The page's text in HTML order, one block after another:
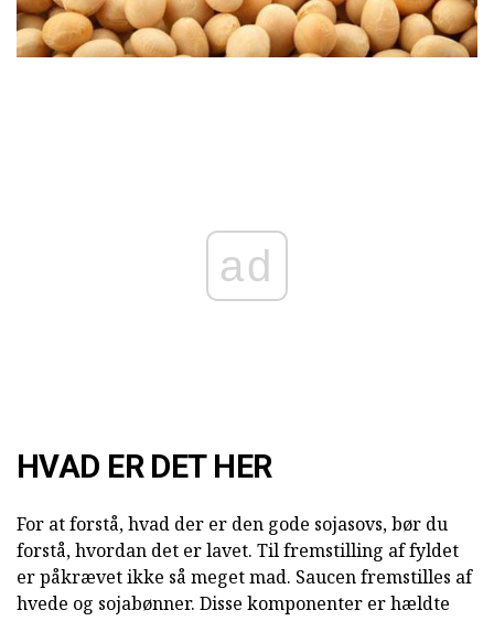
ad
HVAD ER DET HER
For at forstå, hvad der er den gode sojasovs, bør du
forstå, hvordan det er lavet. Til fremstilling af fyldet
er påkrævet ikke så meget mad. Saucen fremstilles af
hvede og sojabønner. Disse komponenter er hældte